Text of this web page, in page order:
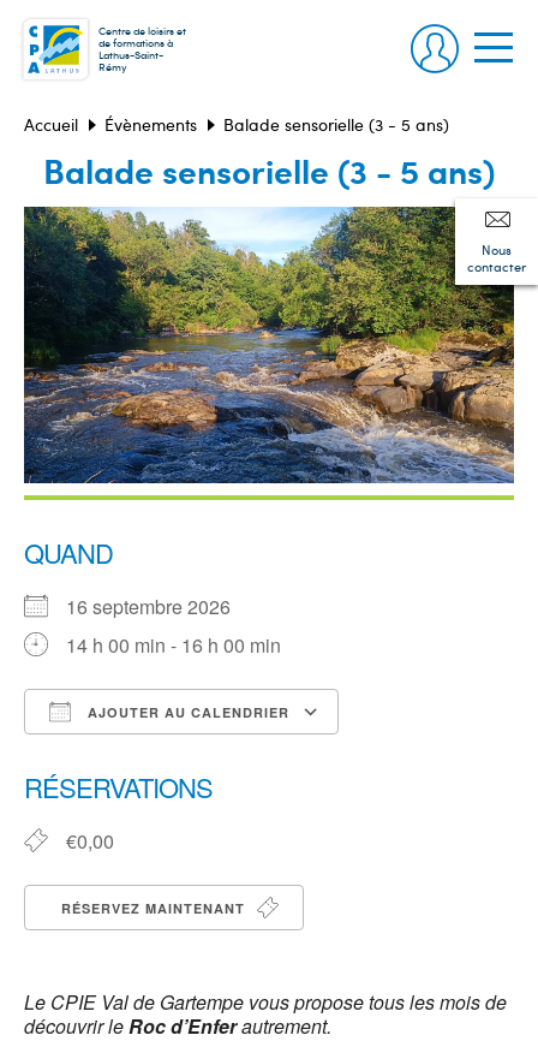
Centre de loisirs et
de formations à
Lathus-Saint-
Rémy
Accueil Évènements Balade sensorielle (3 - 5 ans)
Balade sensorielle (3 - 5 ans)
QUAND
16 septembre 2026
14 h 00 min - 16 h 00 min
AJOUTER AU CALENDRIER
RÉSERVATIONS
€0,00
RÉSERVEZ MAINTENANT
Le CPIE Val de Gartempe vous propose tous les mois de
découvrir le Roc d’Enferautrement.
Nous
contacter